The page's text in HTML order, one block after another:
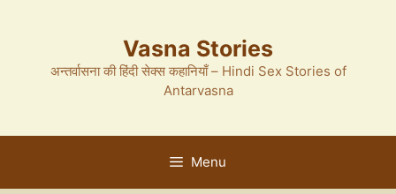
Vasna Stories
अन्तर्वासना की हिंदी सेक्स कहानियाँ – Hindi Sex Stories of
Antarvasna
Menu